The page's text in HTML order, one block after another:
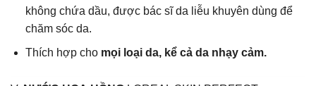
không chứa dầu, được bác sĩ da liễu khuyên dùng để
chăm sóc da.
Thích hợp cho mọi loại da, kể cả da nhạy cảm.